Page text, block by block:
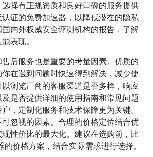
择有正规资质和良好口碑的服务提供
证的免费加速器，以降低潜在的隐私
内外权威安全评测机构的报告，了解
表现。
后服务也是重要的考量因素。优质的
在遇到问题时快速得到解决，减少使
浏览厂商的客服渠道是否多样，响应
是否提供详细的使用指南和常见问题
，定制化服务和技术保障更为关键。
忽视的因素。合理的价格定位结合优
性价比的最大化。建议在选购前，比
价格方案，结合实际需求进行选择。